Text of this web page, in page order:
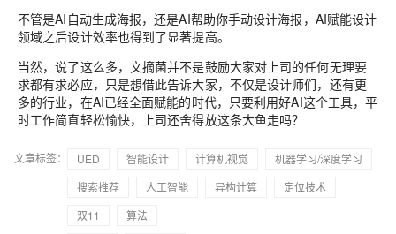
不管是AI自动生成海报，还是AI帮助你手动设计海报，AI赋能设计
领域之后设计效率也得到了显著提高。
当然，说了这么多，文摘菌并不是鼓励大家对上司的任何无理要
求都有求必应，只是想借此告诉大家，不仅是设计师们，还有更
多的行业，在AI已经全面赋能的时代，只要利用好AI这个工具，平
时工作简直轻松愉快，上司还舍得放这条大鱼走吗？
文章标签： UED 智能设计 计算机视觉
机器学习/深度学习
搜索推荐
人工智能 异构计算
定位技术
双11
算法